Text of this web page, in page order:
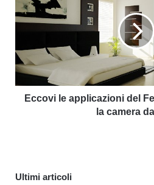
Eccovi le applicazioni del
la camera
Ultimi articoli